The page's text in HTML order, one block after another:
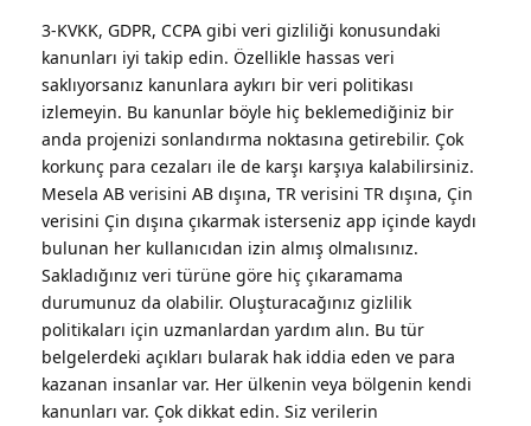
3-KVKK, GDPR, CCPA gibi veri gizliliği konusundaki
kanunları iyi takip edin. Özellikle hassas veri
saklıyorsanız kanunlara aykırı bir veri politikası
izlemeyin. Bu kanunlar böyle hiç beklemediğiniz bir
anda projenizi sonlandırma noktasına getirebilir. Çok
korkunç para cezaları ile de karşı karşıya kalabilirsiniz.
Mesela AB verisini AB dışına, TR verisini TR dışına, Çin
verisini Çin dışına çıkarmak isterseniz app içinde kaydı
bulunan her kullanıcıdan izin almış olmalısınız.
Sakladığınız veri türüne göre hiç çıkaramama
durumunuz da olabilir. Oluşturacağınız gizlilik
politikaları için uzmanlardan yardım alın. Bu tür
belgelerdeki açıkları bularak hak iddia eden ve para
kazanan insanlar var. Her ülkenin veya bölgenin kendi
kanunları var. Çok dikkat edin. Siz verilerin